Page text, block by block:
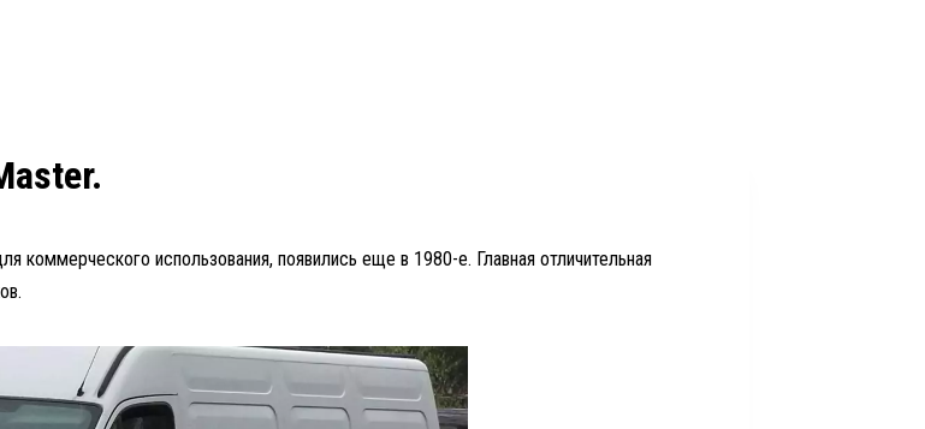
использования, появились еще в 1980-е. Главная отличительная